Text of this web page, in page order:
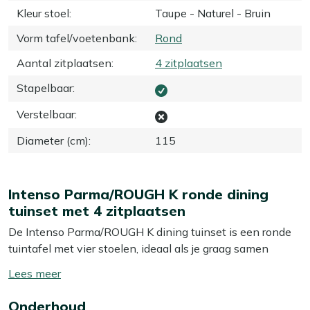
Kleur stoel:
Taupe - Naturel - Bruin
Vorm tafel/voetenbank:
Rond
Aantal zitplaatsen:
4 zitplaatsen
Stapelbaar:
Verstelbaar:
Diameter (cm): 115
Intenso Parma/ROUGH K ronde dining
tuinset met 4 zitplaatsen
De Intenso Parma/ROUGH K dining tuinset is een ronde
tuintafel met vier stoelen, ideaal als je graag samen
ronde tafel van teakhout (115 cm doorsnede) is compact
Toon/verberg
meer
Onderhoud